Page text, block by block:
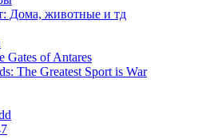
Дома, животные и тд
Gates of Antares
The Greatest Sport is War